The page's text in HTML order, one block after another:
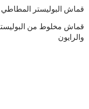
قماش البوليستر المطاطي
قماش مخلوط من
والرايون